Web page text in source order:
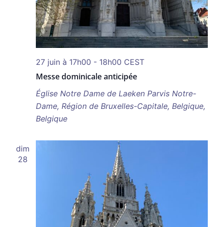
Messe dominicale anticipée
27 juin à 17h00 - 18h00 CEST
Église Notre Dame de Laeken Parvis Notre-
Dame, Région de Bruxelles-Capitale, Belgique,
Belgique
dim
28